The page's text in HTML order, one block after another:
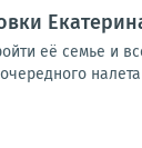
её семье и